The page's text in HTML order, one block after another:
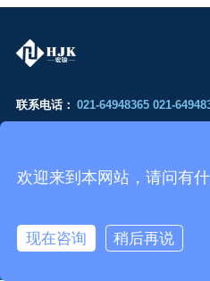
联系电话： 021-64948365 021-
© 上海宏骏科技有
欢迎来到本网站，请问有
现在咨询 稍后再说